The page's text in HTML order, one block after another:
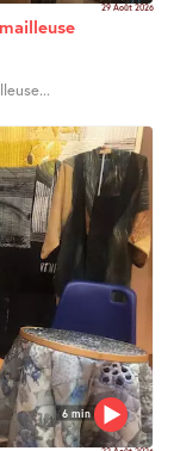
29 Août 2026
6 min